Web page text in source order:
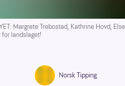
Margrete Trebostad, Kathrine Hovd,
landslaget!
Norsk Tipping